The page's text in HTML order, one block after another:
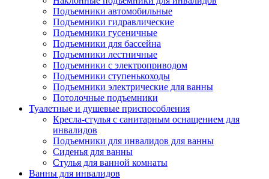
Подъемники автомобильные
Подъемники гидравлические
Подъемники гусеничные
Подъемники для бассейна
Подъемники лестничные
Подъемники с электроприводом
Подъемники ступенькоходы
Подъемники электрические для ванны
Потолочные подъемники
Туалетные и душевые приспособления
Кресла-стулья с санитарным оснащением для
инвалидов
Подъемники для инвалидов для ванны
Сиденья для ванны
Стулья для ванной комнаты
Ванны для инвалидов